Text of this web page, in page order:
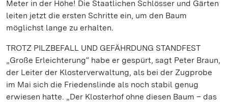
Meter in der Höhe! Die Staatlichen Schlösser und Gärten
leiten jetzt die ersten Schritte ein, um den Baum
möglichst lange zu erhalten.
TROTZ PILZBEFALL UND GEFÄHRDUNG STANDFEST
„Große Erleichterung“ habe er gespürt, sagt Peter Braun,
der Leiter der Klosterverwaltung, als bei der Zugprobe
im Mai sich die Friedenslinde als noch stabil genug
erwiesen hatte. „Der Klosterhof ohne diesen Baum – das